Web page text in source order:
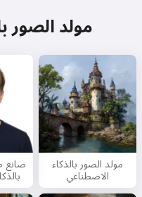
مولد الصور
مولد الصور بالذكاء
الاصطناعي
صانع